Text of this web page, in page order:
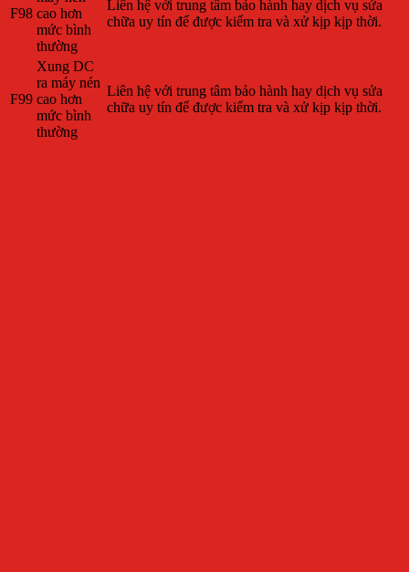
F98 cao hơn
mức bình
thường
Liên hệ với trung tâm bảo hành hay dịch vụ sửa
chữa uy tín để được kiểm tra và xử kịp kịp thời.
F99
Xung DC
ra máy nén
cao hơn
mức bình
thường
Liên hệ với trung tâm bảo hành hay dịch vụ sửa
chữa uy tín để được kiểm tra và xử kịp kịp thời.